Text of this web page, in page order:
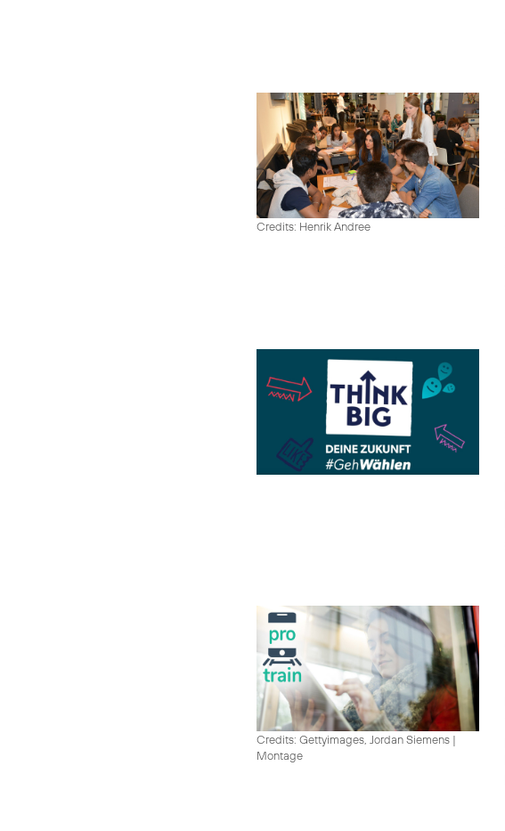
Credits: Henrik Andree
Credits: Gettyimages, Jordan Siemens |
Montage